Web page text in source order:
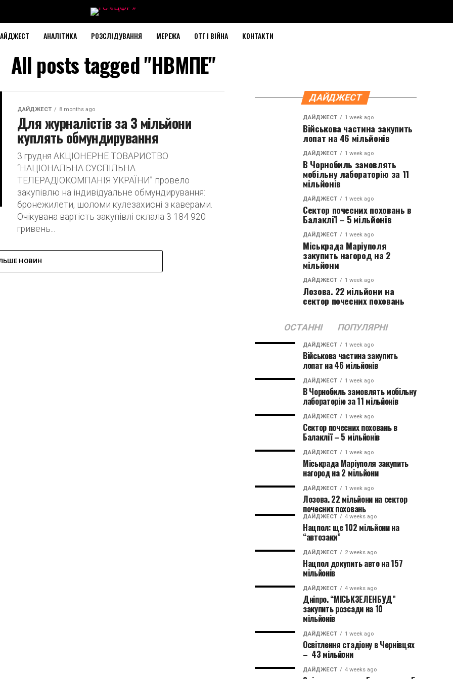
АНАЛІТИКА РОЗСЛІДУВАННЯ МЕРЕЖА ОТГ І ВІЙНА КОНТАКТИ
All posts tagged "НВМПЕ"
ДАЙДЖЕСТ 8 months ago
Для журналістів за 3 мільйони
куплять обмундирування
3 грудня АКЦІОНЕРНЕ ТОВАРИСТВО
“НАЦІОНАЛЬНА СУСПІЛЬНА
ТЕЛЕРАДІОКОМПАНІЯ УКРАЇНИ” провело
закупівлю на індивідуальне обмундирування:
бронежилети, шоломи кулезахисні з каверами.
Очікувана вартість закупівлі склала 3 184 920
гривень...
НОВИН
ДАЙДЖЕСТ
ДАЙДЖЕСТ 1 week ago
Військова частина закупить
лопат на 46 мільйонів
ДАЙДЖЕСТ 1 week ago
В Чорнобиль замовлять
мобільну лабораторію за 11
мільйонів
ДАЙДЖЕСТ 1 week ago
Сектор почесних поховань в
Балаклії – 5 мільйонів
ДАЙДЖЕСТ 1 week ago
Міськрада Маріуполя
закупить нагород на 2
мільйони
ДАЙДЖЕСТ 1 week ago
Лозова. 22 мільйони на
сектор почесних поховань
ОСТАННІ ПОПУЛЯРНІ
ДАЙДЖЕСТ 1 week ago
Військова частина закупить
лопат на 46 мільйонів
ДАЙДЖЕСТ 1 week ago
В Чорнобиль замовлять мобільну
лабораторію за 11 мільйонів
ДАЙДЖЕСТ 1 week ago
Сектор почесних поховань в
Балаклії – 5 мільйонів
ДАЙДЖЕСТ 1 week ago
Міськрада Маріуполя закупить
нагород на 2 мільйони
ДАЙДЖЕСТ 1 week ago
Лозова. 22 мільйони на сектор
почесних поховань
ДАЙДЖЕСТ 4 weeks ago
Нацпол: ще 102 мільйони на
“автозаки”
ДАЙДЖЕСТ 2 weeks ago
Нацпол докупить авто на 157
мільйонів
ДАЙДЖЕСТ 4 weeks ago
Дніпро. “МІСЬКЗЕЛЕНБУД”
закупить розсади на 10
мільйонів
ДАЙДЖЕСТ 1 week ago
Освітлення стадіону в Чернівцях
– 43 мільйони
ДАЙДЖЕСТ 4 weeks ago